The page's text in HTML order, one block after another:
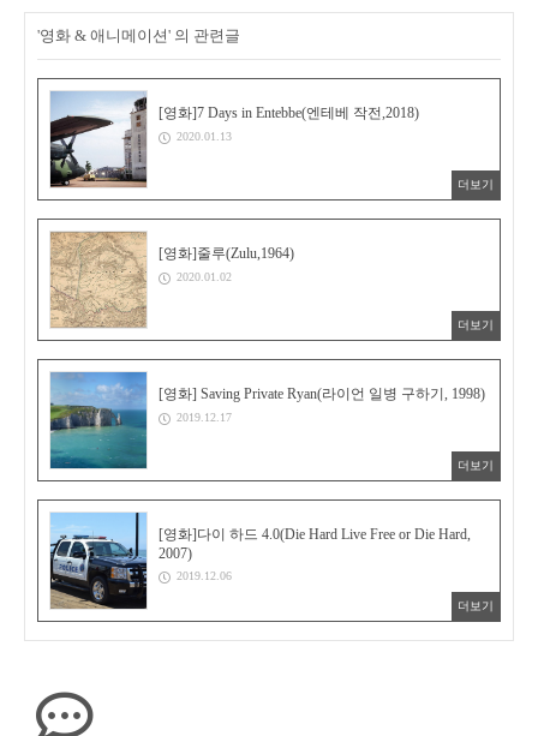
'영화 & 애니메이션' 의 관련글
[영화]7 Days in Entebbe(엔테베 작전,2018)
2020.01.13
더보기
[영화]줄루(Zulu,1964)
2020.01.02
더보기
[영화] Saving Private Ryan(라이언 일병 구하기, 1998)
2019.12.17
더보기
[영화]다이 하드 4.0(Die Hard Live Free or Die Hard,
2007)
2019.12.06
더보기